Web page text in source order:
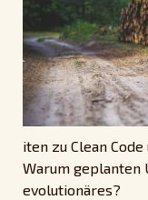
iten zu Clean
Warum geplanten
evolutionäres?